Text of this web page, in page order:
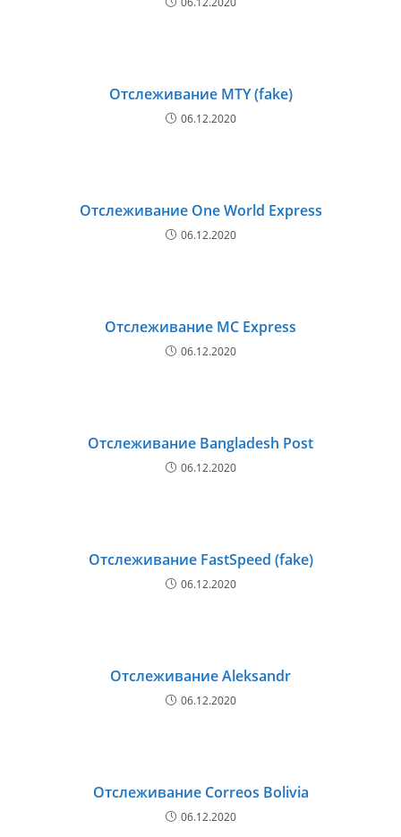
Отслеживание MTY (fake)
06.12.2020
Отслеживание One World Express
06.12.2020
Отслеживание MC Express
06.12.2020
Отслеживание Bangladesh Post
06.12.2020
Отслеживание FastSpeed (fake)
06.12.2020
Отслеживание Aleksandr
06.12.2020
Отслеживание Correos Bolivia
06.12.2020